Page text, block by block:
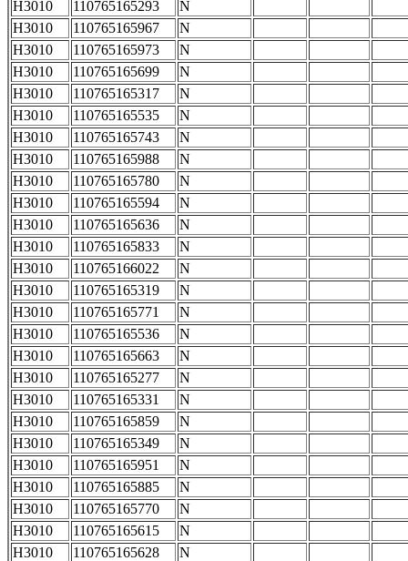
H3010
110765165293
N
H3010
110765165967
N
H3010
110765165973
N
H3010
110765165699
N
H3010
110765165317
N
H3010
110765165535
N
H3010
110765165743
N
H3010
110765165988
N
H3010
110765165780
N
H3010
110765165594
N
H3010
110765165636
N
H3010
110765165833
N
H3010
110765166022
N
H3010
110765165319
N
H3010
110765165771
N
H3010
110765165536
N
H3010
110765165663
N
H3010
110765165277
N
H3010
110765165331
N
H3010
110765165859
N
H3010
110765165349
N
H3010
110765165951
N
H3010
110765165885
N
H3010
110765165770
N
H3010
110765165615
N
H3010
110765165628
N